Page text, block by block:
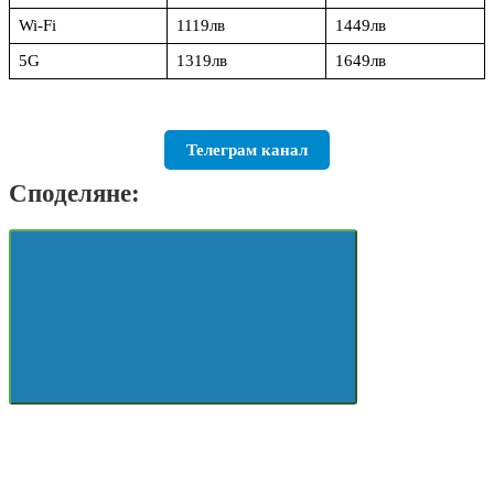
Wi-Fi
1119лв
1449лв
5G
1319лв 1649лв
Телеграм канал
Споделяне: